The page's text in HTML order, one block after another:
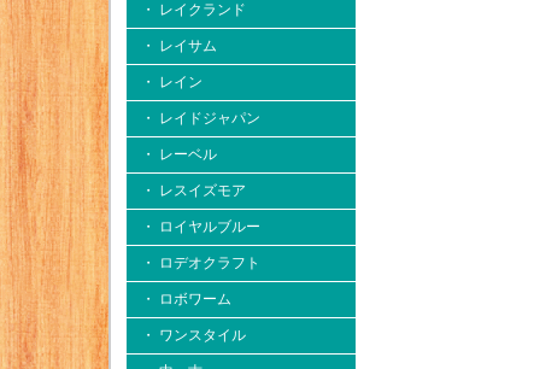
・ レイクランド
・ レイサム
・ レイン
・ レイドジャパン
・ レーベル
・ レスイズモア
・ ロイヤルブルー
・ ロデオクラフト
・ ロボワーム
・ ワンスタイル